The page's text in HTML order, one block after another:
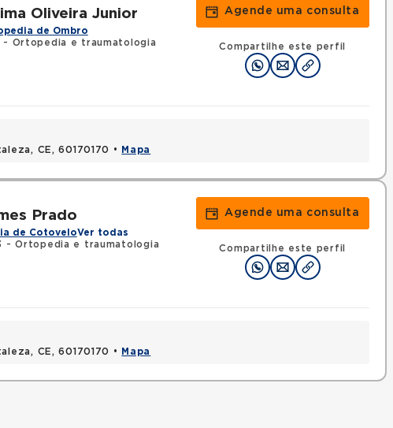
Oliveira Junior
de Ombro
- Ortopedia e traumatologia
Agende uma consulta
Compartilhe este perfil
CE, 60170170 • Mapa
Prado
de CotoveloVer todas
- Ortopedia e traumatologia
Agende uma consulta
Compartilhe este perfil
CE, 60170170 • Mapa